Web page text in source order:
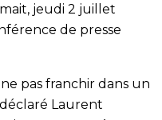
jeudi 2 juillet
de presse
pas franchir dans un
Laurent